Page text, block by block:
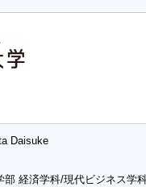
Daisuke
経済学科/現代ビジネス学